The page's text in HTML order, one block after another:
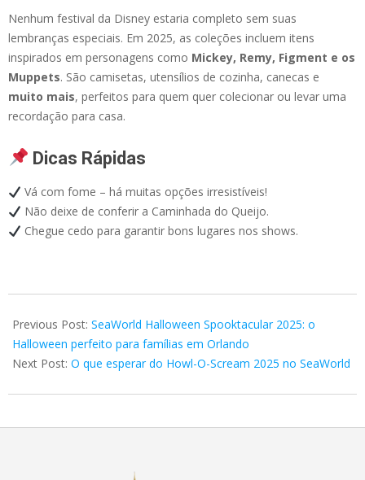
Nenhum festival da Disney estaria completo sem suas
lembranças especiais. Em 2025, as coleções incluem itens
inspirados em personagens como Mickey, Remy, Figment e os
Muppets. São camisetas, utensílios de cozinha, canecas e
muito mais, perfeitos para quem quer colecionar ou levar uma
recordação para casa.
Dicas Rápidas
Vá com fome – há muitas opções irresistíveis!
Não deixe de conferir a Caminhada do Queijo.
Chegue cedo para garantir bons lugares nos shows.
09-
10
Previous Post: SeaWorld Halloween Spooktacular 2025: o
Halloween perfeito para famílias em Orlando
Next Post: O que esperar do Howl-O-Scream 2025 no SeaWorld